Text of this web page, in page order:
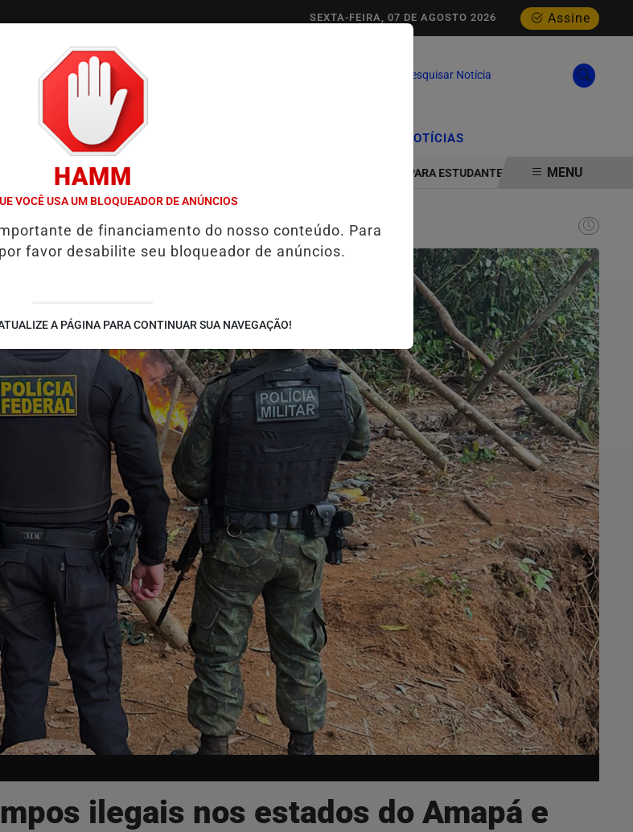
Assine
SEXTA-FEIRA, 07 DE AGOSTO 2026
Pesquisar Notícia
COLUNAS / EMPREGOS NOTÍCIAS
DA QUALIDADE DE VIDA HYUNDAI LEVA TECNOLOGIA E INOVAÇÃO PARA ESTUDANTES DA ESCOLA ESTADUAL
MENU
ilegais nos estados do Amapá e
HAMM
VOCÊ USA UM BLOQUEADOR DE ANÚNCIOS
de financiamento do nosso conteúdo. Para
favor desabilite seu bloqueador de anúncios.
A PÁGINA PARA CONTINUAR SUA NAVEGAÇÃO!